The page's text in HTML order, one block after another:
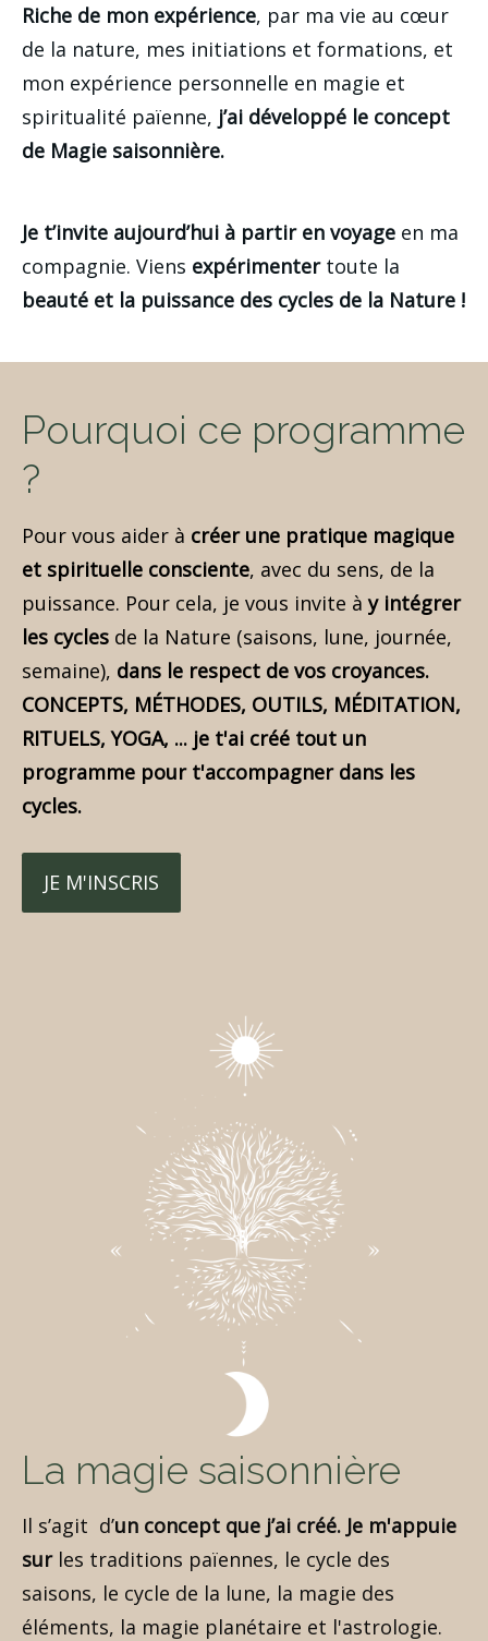
Riche de mon expérience, par ma vie au cœur
de la nature, mes initiations et formations, et
mon expérience personnelle en magie et
spiritualité païenne, j’ai développé le concept
de Magie saisonnière.
Je t’invite aujourd’hui à partir en voyage en ma
compagnie. Viens expérimentertoute la
beauté et la puissance des cycles de la Nature !
Pourquoi ce programme
?
Pour vous aider à créer une pratique magique
et spirituelle consciente, avec du sens, de la
puissance. Pour cela, je vous invite ày intégrer
les cycles de la Nature (saisons, lune, journée,
semaine), dans le respect de vos croyances.
CONCEPTS, MÉTHODES, OUTILS, MÉDITATION,
RITUELS, YOGA, ... je t'ai créé tout un
programme pour t'accompagner dans les
cycles.
JE M'INSCRIS
La magie saisonnière
Il s’agit d’un concept que j’ai créé. Je m'appuie
surles traditions païennes, le cycle des
saisons, le cycle de la lune, la magie des
éléments, la magie planétaire et l'astrologie.